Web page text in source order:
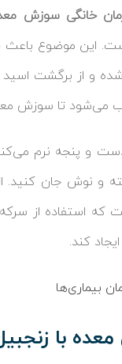
خانگی سوزش
این موضوع باعث
و از برگشت
می‌شود تا سوزش
و پنجه نرم
و نوش جان کنید.
که استفاده از
کند.
بیماری‌ها
با